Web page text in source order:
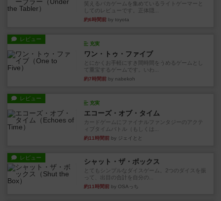
笑えるバカゲームを集めているライトゲーマーと
してのレビューです。正体隠...
約6時間前 by toyota
レビュー
充実
ワン・トゥ・ファイブ
とにかくお手軽にすき間時間をうめるゲームとし
て重宝するゲームです。いわ...
約7時間前 by nabekoh
レビュー
充実
エコーズ・オブ・タイム
カードゲームにファイナルファンタジーのアクテ
ィブタイムバトル（もしくは...
約11時間前 by ジェイとと
レビュー シャット・ザ・ボックス
とてもシンプルなダイスゲーム。2つのダイスを振
って、出目の合計を自分の...
約11時間前 by OSAっち